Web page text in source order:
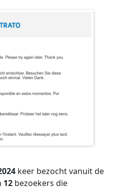
keer bezocht vanuit de
12 bezoekers die